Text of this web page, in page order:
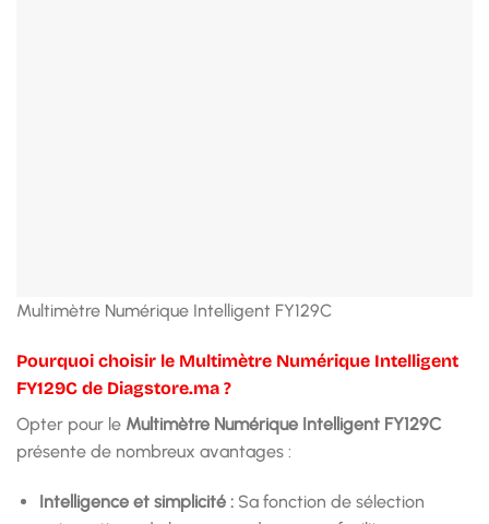
Multimètre Numérique Intelligent FY129C
Pourquoi choisir le Multimètre Numérique Intelligent
FY129C de Diagstore.ma ?
Opter pour le Multimètre Numérique Intelligent FY129C
présente de nombreux avantages :
Intelligence et simplicité :Sa fonction de sélection